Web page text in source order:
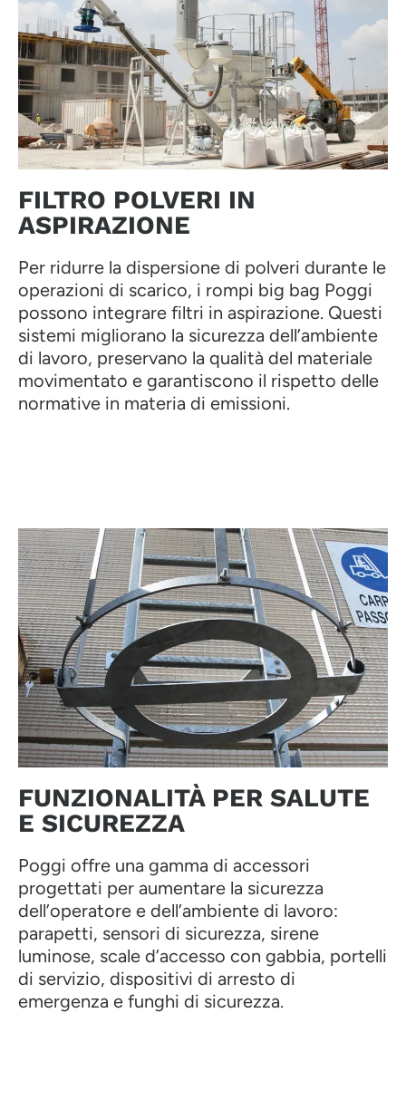
FILTRO POLVERI IN
ASPIRAZIONE
Per ridurre la dispersione di polveri durante le
operazioni di scarico, i rompi big bag Poggi
possono integrare filtri in aspirazione. Questi
sistemi migliorano la sicurezza dell’ambiente
di lavoro, preservano la qualità del materiale
movimentato e garantiscono il rispetto delle
normative in materia di emissioni.
FUNZIONALITÀ PER SALUTE
E SICUREZZA
Poggi offre una gamma di accessori
progettati per aumentare la sicurezza
dell’operatore e dell’ambiente di lavoro:
parapetti, sensori di sicurezza, sirene
luminose, scale d’accesso con gabbia, portelli
di servizio, dispositivi di arresto di
emergenza e funghi di sicurezza.